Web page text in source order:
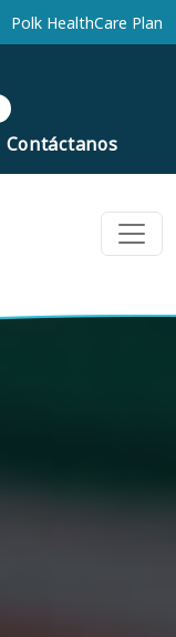
Polk HealthCare Plan
Contáctanos